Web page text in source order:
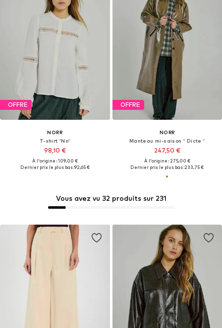
OFFRE
NORR
T-shirt 'No'
98,10 €
À l'origine : 109,00 €
Dernier prix le plus bas :92,65 €
OFFRE
NORR
Manteau mi-saison ' Dicte '
247,50 €
À l'origine : 275,00 €
Dernier prix le plus bas :233,75 €
Vous avez vu 32 produits sur 231